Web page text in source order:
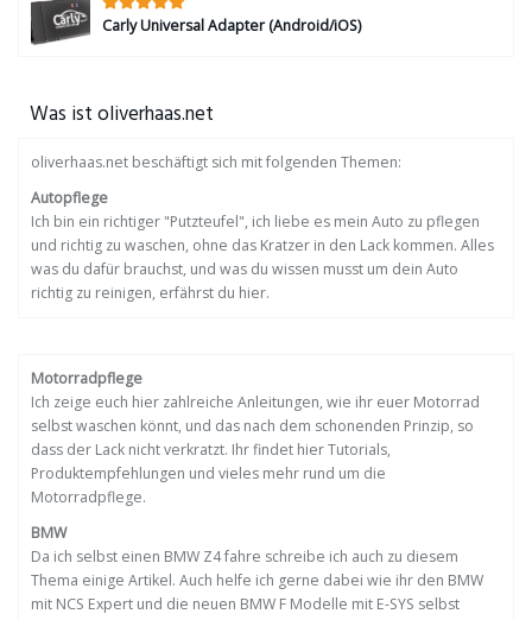
Carly Universal Adapter (Android/iOS)
Was ist oliverhaas.net
oliverhaas.net beschäftigt sich mit folgenden Themen:
Autopflege
Ich bin ein richtiger "Putzteufel", ich liebe es mein Auto zu pflegen
und richtig zu waschen, ohne das Kratzer in den Lack kommen. Alles
was du dafür brauchst, und was du wissen musst um dein Auto
richtig zu reinigen, erfährst du hier.
Motorradpflege
Ich zeige euch hier zahlreiche Anleitungen, wie ihr euer Motorrad
selbst waschen könnt, und das nach dem schonenden Prinzip, so
dass der Lack nicht verkratzt. Ihr findet hier Tutorials,
Produktempfehlungen und vieles mehr rund um die
Motorradpflege.
BMW
Da ich selbst einen BMW Z4 fahre schreibe ich auch zu diesem
Thema einige Artikel. Auch helfe ich gerne dabei wie ihr den BMW
mit NCS Expert und die neuen BMW F Modelle mit E-SYS selbst